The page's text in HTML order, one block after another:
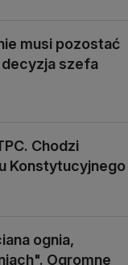
musi pozostać
szefa
Chodzi
Konstytucyjnego
ognia,
Ogromne